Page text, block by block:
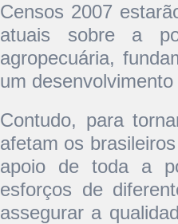
Censos 2007
atuais sobre a
agropecuária,
um
Contudo, para
afetam os
apoio de toda a
esforços de
assegurar a